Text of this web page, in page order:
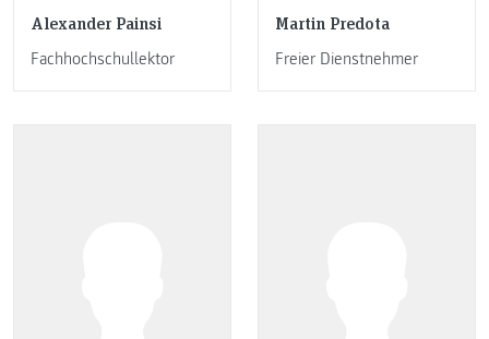
Alexander Painsi
Fachhochschullektor
Martin Predota
Freier Dienstnehmer